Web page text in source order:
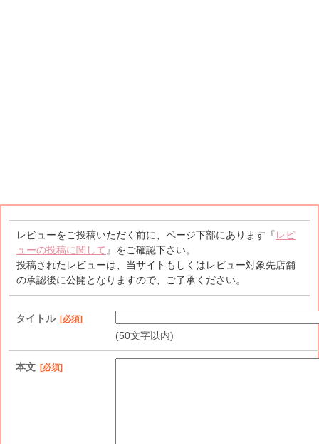
レビューをご投稿いただく前に、ページ下部にあります『レビ
ューの投稿に関して 』をご確認下さい。
投稿されたレビューは、当サイトもしくはレビュー対象先店舗
の承認後に公開となりますので、ご了承ください。
タイトル [必須]
(50文字以内)
本文 [必須]